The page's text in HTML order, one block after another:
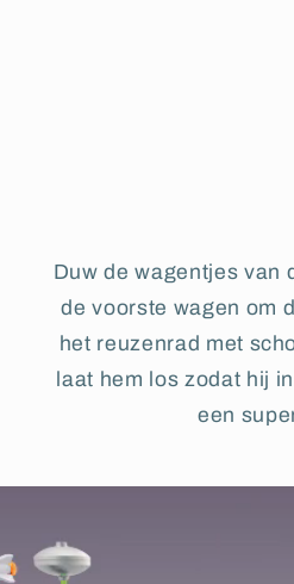
Duw de wagentjes van
de voorste wagen om
het reuzenrad met
laat hem los zodat hij
een